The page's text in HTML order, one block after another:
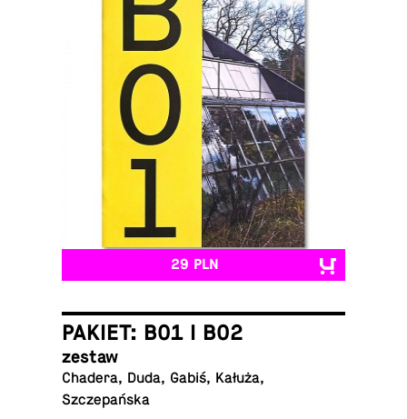
29 PLN
PAKIET: B01 I B02
zestaw
Chadera, Duda, Gabiś, Kałuża,
Szczepańska